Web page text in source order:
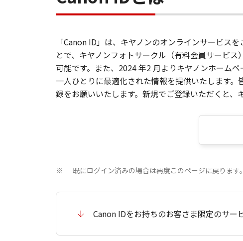
「Canon ID」は、キヤノンのオンラインサービス
とで、キヤノンフォトサークル（有料会員サービ
可能です。また、2024 年2 月よりキヤノンホーム
一人ひとりに最適化された情報を提供いたします
録をお願いいたします。新規でご登録いただくと、
※ 既にログイン済みの場合は再度このページに戻ります。
Canon IDをお持ちのお客さま限定のサー